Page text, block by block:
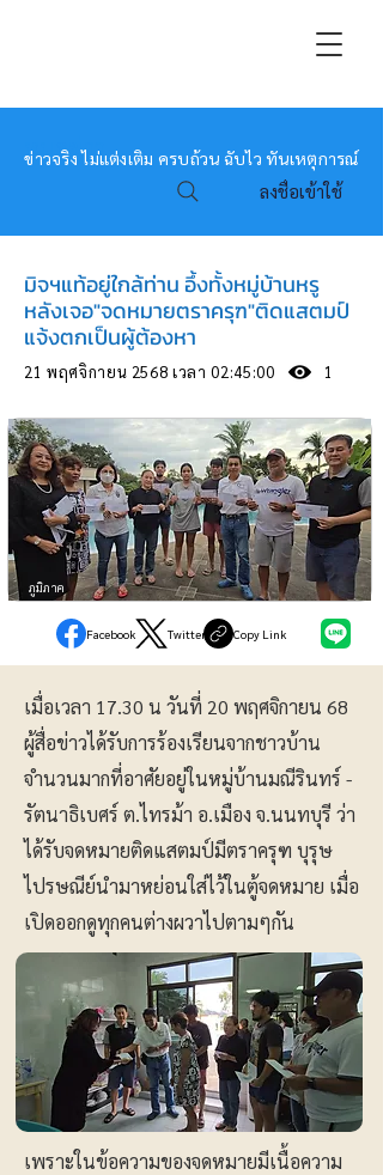
หมอข่าว
ข่าวจริง ไม่แต่งเติม ครบถ้วน ฉับไว ทันเหตุการณ์
ลงชื่อเข้าใช้
มิจฯแท้อยู่ใกล้ท่าน อึ้งทั้งหมู่บ้านหรู
หลังเจอ"จดหมายตราครุฑ"ติดแสตมป์
แจ้งตกเป็นผู้ต้องหา
21 พฤศจิกายน 2568 เวลา 02:45:00 1
ภูมิภาค
Facebook Twitter Copy Link
เมื่อเวลา 17.30 น วันที่ 20 พฤศจิกายน 68
ผู้สื่อข่าวได้รับการร้องเรียนจากชาวบ้าน
จำนวนมากที่อาศัยอยู่ในหมู่บ้านมณีรินทร์ -
รัตนาธิเบศร์ ต.ไทรม้า อ.เมือง จ.นนทบุรี ว่า
ได้รับจดหมายติดแสตมป์มีตราครุฑ บุรุษ
ไปรษณีย์นำมาหย่อนใส่ไว้ในตู้จดหมาย เมื่อ
เปิดออกดูทุกคนต่างผวาไปตามๆกัน
เพราะในข้อความของจดหมายมีเนื้อความ